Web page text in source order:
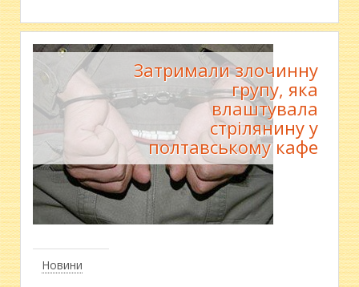
Новини
Затримали злочинну
групу, яка
влаштувала
стрілянину у
полтавському кафе